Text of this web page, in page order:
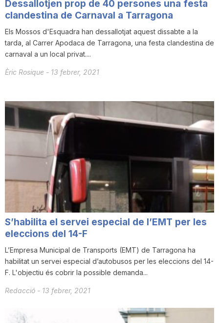
Dessallotjen prop de 40 persones una festa
clandestina de Carnaval a Tarragona
Els Mossos d'Esquadra han dessallotjat aquest dissabte a la
tarda, al Carrer Apodaca de Tarragona, una festa clandestina de
carnaval a un local privat....
Èric Rosique - 13 febrer, 2021
S’habilita el servei especial de l’EMT per les
eleccions del 14-F
L’Empresa Municipal de Transports (EMT) de Tarragona ha
habilitat un servei especial d’autobusos per les eleccions del 14-
F. L'objectiu és cobrir la possible demanda...
Redacció - 13 febrer, 2021